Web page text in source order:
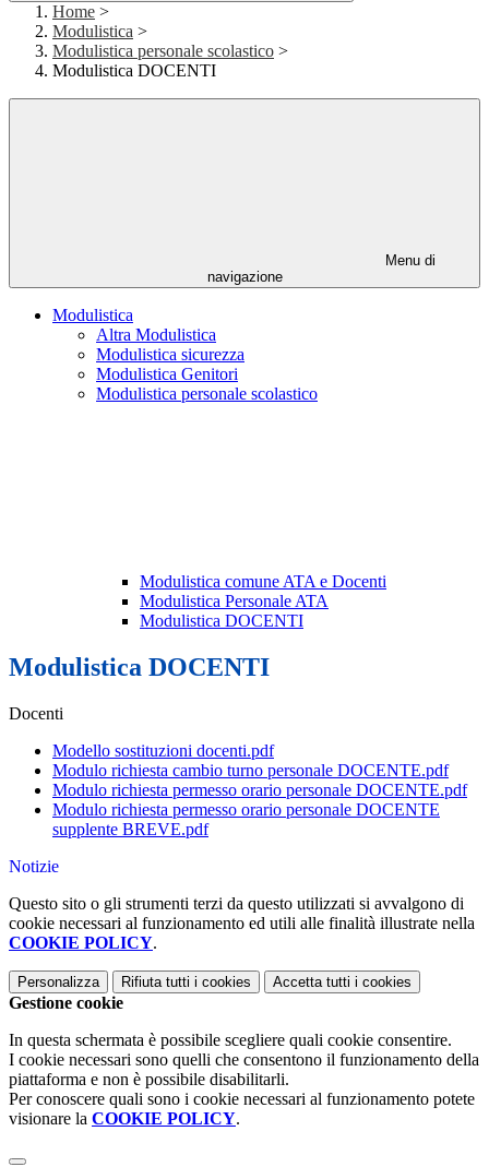
Home >
Modulistica >
Modulistica personale scolastico >
Modulistica DOCENTI
Menu di
navigazione
Modulistica
Altra Modulistica
Modulistica sicurezza
Modulistica Genitori
Modulistica personale scolastico
Modulistica comune ATA e Docenti
Modulistica Personale ATA
Modulistica DOCENTI
Modulistica DOCENTI
Docenti
Modello sostituzioni docenti.pdf
Modulo richiesta cambio turno personale DOCENTE.pdf
Modulo richiesta permesso orario personale DOCENTE.pdf
Modulo richiesta permesso orario personale DOCENTE
supplente BREVE.pdf
Notizie
Questo sito o gli strumenti terzi da questo utilizzati si avvalgono di
cookie necessari al funzionamento ed utili alle finalità illustrate nella
COOKIE POLICY.
Personalizza Rifiuta tutti i cookies Accetta tutti i cookies
Gestione cookie
In questa schermata è possibile scegliere quali cookie consentire.
I cookie necessari sono quelli che consentono il funzionamento della
piattaforma e non è possibile disabilitarli.
Per conoscere quali sono i cookie necessari al funzionamento potete
visionare la COOKIE POLICY.